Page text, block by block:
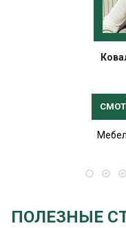
ПОЛЕЗНЫЕ